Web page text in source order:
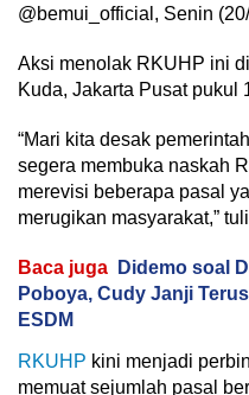
@bemui_official, Senin
Aksi menolak RKUHP ini
Kuda, Jakarta Pusat pukul
“Mari kita desak
segera membuka naskah
merevisi beberapa pasal
merugikan masyarakat,”
Baca juga
Didemo soal
Poboya, Cudy Janji
ESDM
RKUHP kini menjadi
memuat sejumlah pasal